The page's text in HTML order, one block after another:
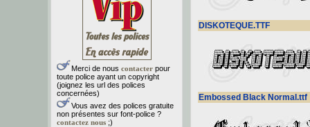
Merci de nous contacterpour
toute police ayant un copyright
(joignez les url des polices
concernées)
Vous avez des polices gratuite
non présentes sur font-police ?
contactez nous;)
DISKOTEQUE.TTF
Embossed Black Normal.ttf